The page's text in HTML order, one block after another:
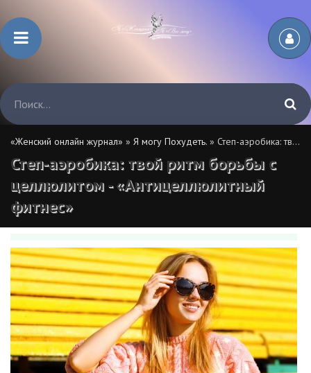
«Женский онлайн журнал» » Я могу Похудеть. » Степ-аэробика: твой ритм борьбы с целлюлитом - «Антицеллюлитный фитнес»
Степ-аэробика: твой ритм борьбы с
целлюлитом - «Антицеллюлитный
фитнес»